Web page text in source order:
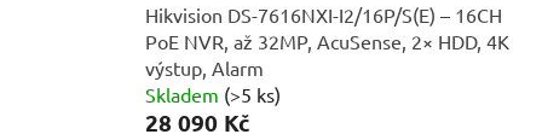
Hikvision DS-7616NXI-I2/16P/S(E) – 16CH
PoE NVR, až 32MP, AcuSense, 2× HDD, 4K
výstup, Alarm
Skladem (>5 ks)
28 090 Kč